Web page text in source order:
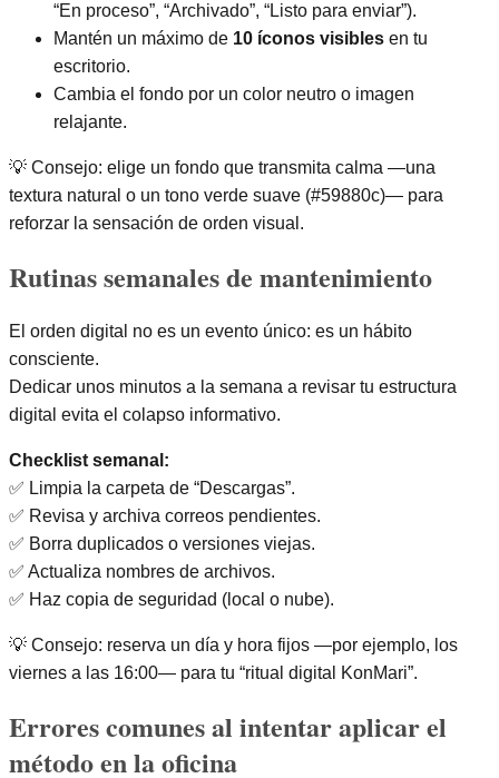
“En proceso”, “Archivado”, “Listo para enviar”).
Mantén un máximo de 10 íconos visibles en tu
escritorio.
Cambia el fondo por un color neutro o imagen
relajante.
💡 Consejo: elige un fondo que transmita calma —una
textura natural o un tono verde suave (#59880c)— para
reforzar la sensación de orden visual.
Rutinas semanales de mantenimiento
El orden digital no es un evento único: es un hábito
consciente.
Dedicar unos minutos a la semana a revisar tu estructura
digital evita el colapso informativo.
Checklist semanal:
✅ Limpia la carpeta de “Descargas”.
✅ Revisa y archiva correos pendientes.
✅ Borra duplicados o versiones viejas.
✅ Actualiza nombres de archivos.
✅ Haz copia de seguridad (local o nube).
💡 Consejo: reserva un día y hora fijos —por ejemplo, los
viernes a las 16:00— para tu “ritual digital KonMari”.
Errores comunes al intentar aplicar el
método en la oficina